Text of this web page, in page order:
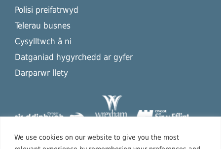
We use cookies on our website to give you the most
Polisi preifatrwyd
Telerau busnes
Cysylltwch â ni
Datganiad hygyrchedd ar gyfer
Darparwr llety